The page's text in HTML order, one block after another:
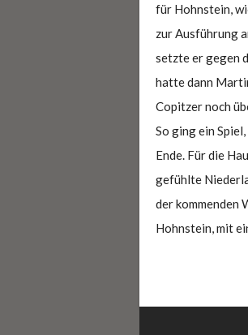
für Hohnstein,
zur Ausführung
setzte er gegen
hatte dann
Copitzer noch
So ging ein
Ende. Für die
gefühlte
der kommenden
Hohnstein, mit